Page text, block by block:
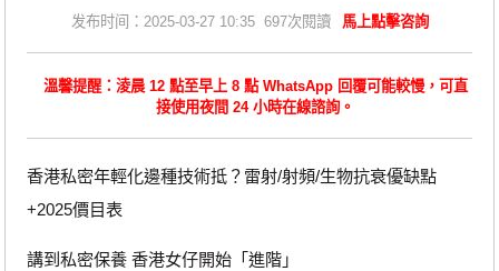
发布时间：2025-03-27 10:35 697次閱讀 馬上點擊咨詢
溫馨提醒：淩晨 12 點至早上 8 點 WhatsApp 回覆可能較慢，可直
接使用夜間 24 小時在線諮詢。
香港私密年輕化邊種技術抵？雷射/射頻/生物抗衰優缺點
+2025價目表
講到私密保養 香港女仔開始「進階」